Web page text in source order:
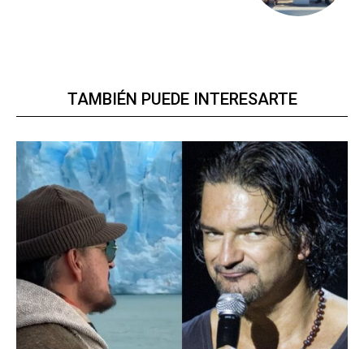
TAMBIÉN PUEDE INTERESARTE